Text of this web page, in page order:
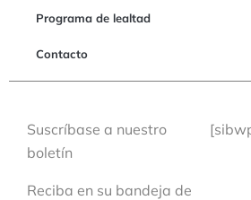
Programa de lealtad
Contacto
Suscríbase a nuestro
boletín
Reciba en su bandeja de